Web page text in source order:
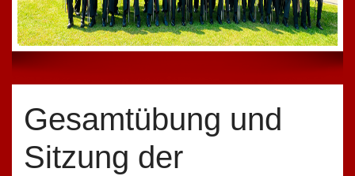
Gesamtübung und
Sitzung der